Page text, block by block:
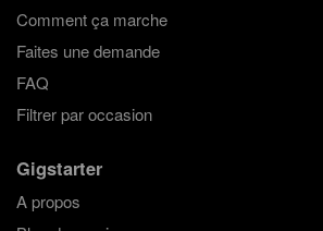
Comment ça marche
Faites une demande
FAQ
Filtrer par occasion
Gigstarter
A propos